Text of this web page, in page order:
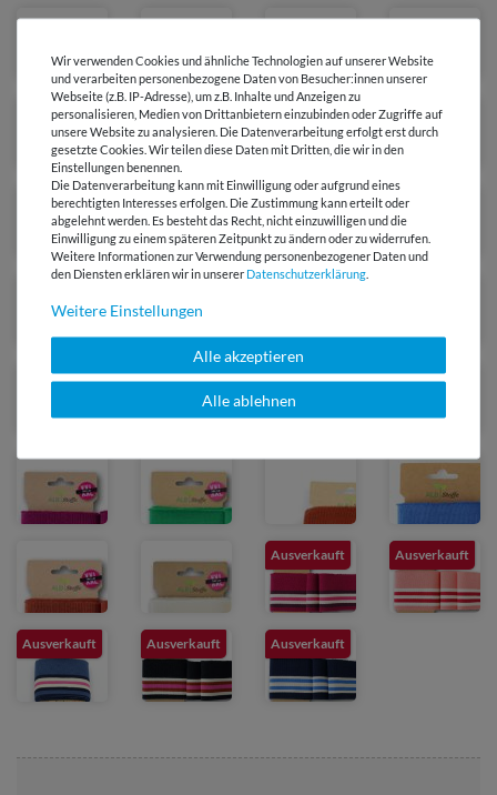
Ausverkauft Ausverkauft
Ausverkauft Ausverkauft Ausverkauft
Wir verwenden Cookies und ähnliche Technologien auf unserer Website
und verarbeiten personenbezogene Daten von Besucher:innen unserer
Webseite (z.B. IP-Adresse), um z.B. Inhalte und Anzeigen zu
personalisieren, Medien von Drittanbietern einzubinden oder Zugriffe auf
unsere Website zu analysieren. Die Datenverarbeitung erfolgt erst durch
gesetzte Cookies. Wir teilen diese Daten mit Dritten, die wir in den
Einstellungen benennen.
Die Datenverarbeitung kann mit Einwilligung oder aufgrund eines
berechtigten Interesses erfolgen. Die Zustimmung kann erteilt oder
abgelehnt werden. Es besteht das Recht, nicht einzuwilligen und die
Einwilligung zu einem späteren Zeitpunkt zu ändern oder zu widerrufen.
Weitere Informationen zur Verwendung personenbezogener Daten und
den Diensten erklären wir in unserer Daten­schutz­erklärung
Weitere Einstellungen
Alle akzeptieren
Alle ablehnen